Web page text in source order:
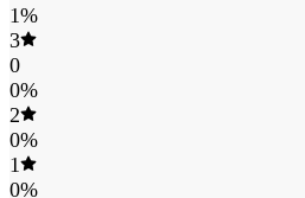
1%
3
0
0%
2
0%
1
0%